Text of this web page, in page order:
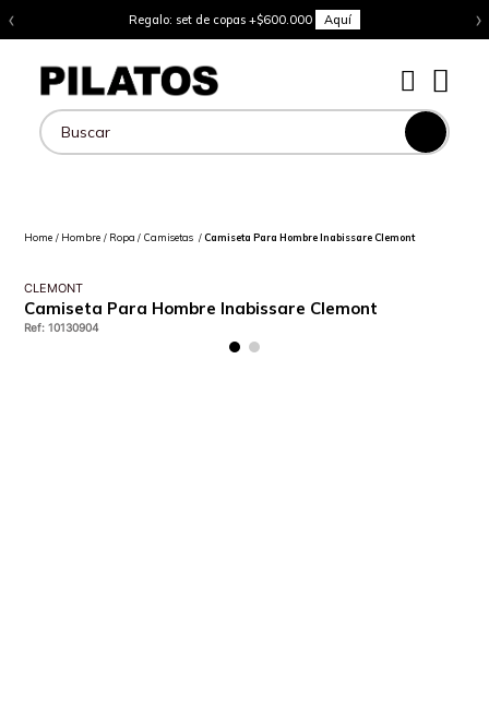
‹ Regalo: set de copas +$600.000 Aquí ›
Buscar
Hombre Ropa Camisetas Camiseta Para Hombre Inabissare Clemont
CLEMONT
Camiseta Para Hombre Inabissare Clemont
Ref:10130904